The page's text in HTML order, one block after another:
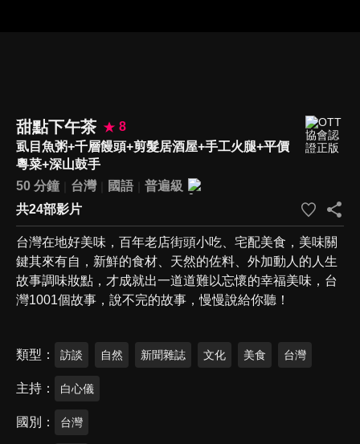
甜點下午茶
8
虱目魚粥+千層饅頭+剪髮居酒屋+手工火腿+平價
粵菜+深山鼓手
50 分鐘
台灣 國語
普遍級
共24部影片
台灣在地好美味，百年老店街頭小吃、宅配美食，美味關
鍵其來有自，新鮮的食材、天然的佐料、外加動人的人生
故事調味妝點，才成就出一道道難以忘懷的幸福美味，台
灣1001個故事，說不完的故事，慢慢說給你聽！
類型 訪談 自然 新聞雜誌 文化 美食 台灣
主持 白心儀
國別 台灣